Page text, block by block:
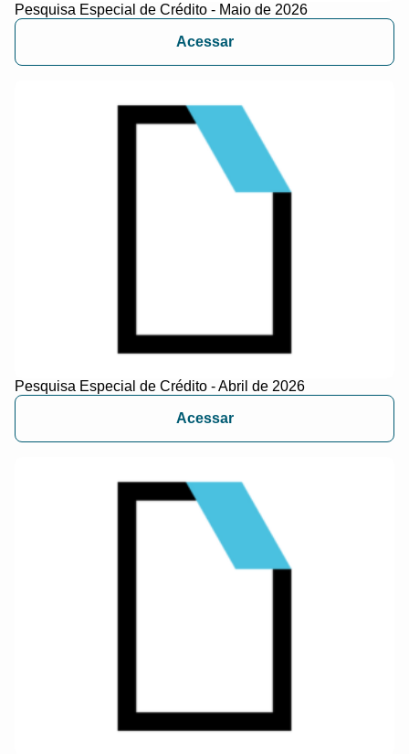
Pesquisa Especial de Crédito - Maio de 2026
Acessar
Pesquisa Especial de Crédito - Abril de 2026
Acessar